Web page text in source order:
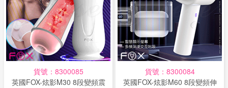
貨號：8300085
英國FOX-炫影M30 8段變頻震
貨號：8300084
英國FOX-炫影M60 8段變頻伸